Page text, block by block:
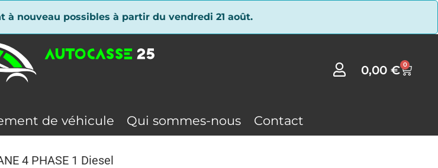
nouveau possibles à partir du vendredi 21 août.
0,00€ 0
de véhicule Qui sommes-nous Contact
4 PHASE 1 Diesel